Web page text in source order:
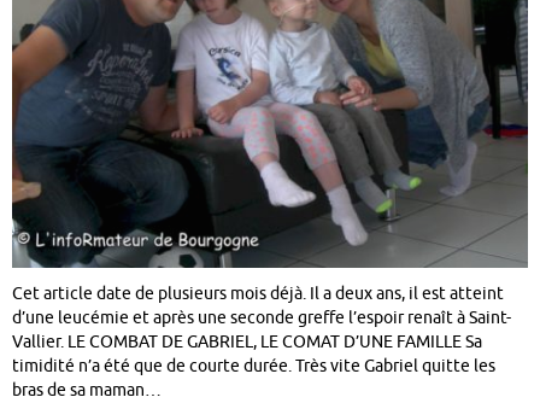
Cet article date de plusieurs mois déjà. Il a deux ans, il est atteint
d’une leucémie et après une seconde greffe l’espoir renaît à Saint-
Vallier. LE COMBAT DE GABRIEL, LE COMAT D’UNE FAMILLE Sa
timidité n’a été que de courte durée. Très vite Gabriel quitte les
bras de sa maman…